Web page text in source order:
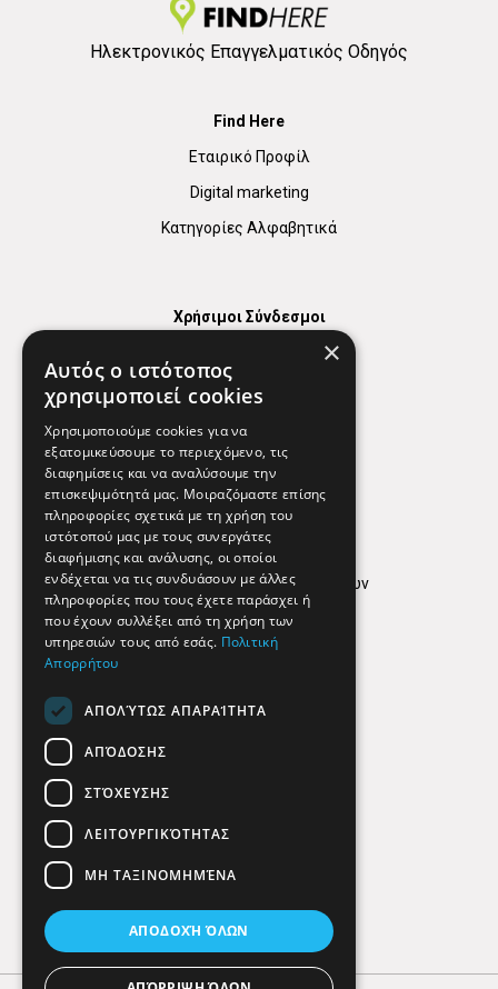
Ηλεκτρονικός Επαγγελματικός Οδηγός
Find Here
Εταιρικό Προφίλ
Digital marketing
Κατηγορίες Αλφαβητικά
Χρήσιμοι Σύνδεσμοι
Χρήσιμα Τηλέφωνα
Εφημερεύοντα Φαρμακεία
Απόρρητο
Όροι Χρήσης
Πολιτική προστασίας δεδομένων
Findhere
Social Media
×
Αυτός ο ιστότοπος
χρησιμοποιεί cookies
Χρησιμοποιούμε cookies για να
εξατομικεύσουμε το περιεχόμενο, τις
διαφημίσεις και να αναλύσουμε την
επισκεψιμότητά μας. Μοιραζόμαστε επίσης
πληροφορίες σχετικά με τη χρήση του
ιστότοπού μας με τους συνεργάτες
διαφήμισης και ανάλυσης, οι οποίοι
ενδέχεται να τις συνδυάσουν με άλλες
πληροφορίες που τους έχετε παράσχει ή
που έχουν συλλέξει από τη χρήση των
υπηρεσιών τους από εσάς. Πολιτική
Απορρήτου
ΑΠΟΛΎΤΩΣ ΑΠΑΡΑΊΤΗΤΑ
ΑΠΌΔΟΣΗΣ
ΣΤΌΧΕΥΣΗΣ
ΛΕΙΤΟΥΡΓΙΚΌΤΗΤΑΣ
ΜΗ ΤΑΞΙΝΟΜΗΜΈΝΑ
ΑΠΟΔΟΧΉ ΌΛΩΝ